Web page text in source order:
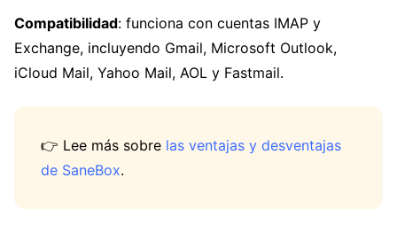
Compatibilidad: funciona con cuentas IMAP y
Exchange, incluyendo Gmail, Microsoft Outlook,
iCloud Mail, Yahoo Mail, AOL y Fastmail.
👉 Lee más sobre las ventajas y desventajas
de SaneBox.